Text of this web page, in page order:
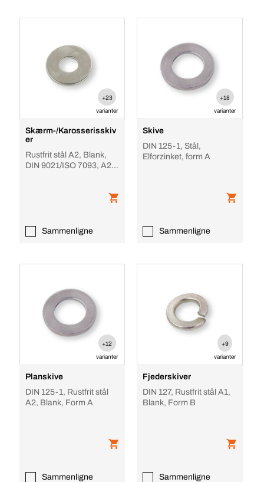
+23
varianter
Skærm-/Karosserisskiv
er
Rustfrit stål A2, Blank,
DIN 9021/ISO 7093, A2
Sammenligne
+18
varianter
Skive
DIN 125-1, Stål,
Elforzinket, form A
Sammenligne
+12
varianter
Planskive
DIN 125-1, Rustfrit stål
A2, Blank, Form A
Sammenligne
+9
varianter
Fjederskiver
DIN 127, Rustfrit stål A1,
Blank, Form B
Sammenligne